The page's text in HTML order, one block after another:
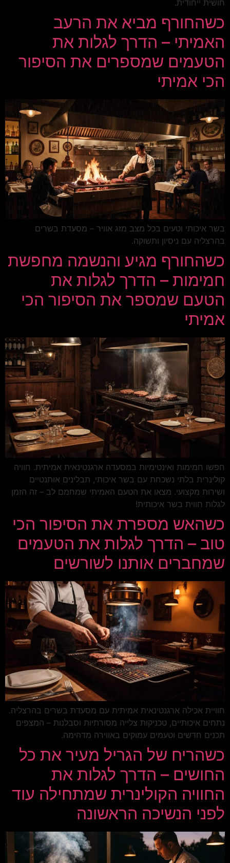
חושית ייחודית.
כשהחורף מביא את הרעב
האמיתי – הדרך לגלות את
הטעמים שמספרים את הסיפור
הכי אמיתי
בשר איכותי וטעים בכל מצב מזג אוויר – מסעדת בשרים
בהרצליה עם ניסיון ותשוקה.
כשהחורף מגיע והנשמה מחפשת
חמימות – הדרך לגלות את
הטעם שמספר את הסיפור הכי
אמיתי
חפשו חמימות ואינטימיות במסעדה ארגנטינאית אמיתית. חוויה
קולינרית בלתי נשכחת עם בשר איכותי, תבלינים אותנטיים
ושירות מקצועי. מצאו את הטעם האמיתי שמחמם לב – זה הזמן
לגלות חווית בשר איכותית!
כשהאש מספרת את הסיפור הכי
טוב – הדרך לגלות את הטעמים
שמחברים אותנו לשורשים
חוויית אכילה ארגנטינאית אמיתית עם מסעדת בשרים בהרצליה.
נתחים איכותיים, טכניקות צלייה מסורתיות וסבלנות – המצפים
תכנים חדשים וטעמים עמוקים באווירה מדהימה.
כשהריח של הגריל מעיר את כל
החושים – הדרך לגלות את
החוויה הקולינרית שמתחילה עוד
לפני הנשיכה הראשונה